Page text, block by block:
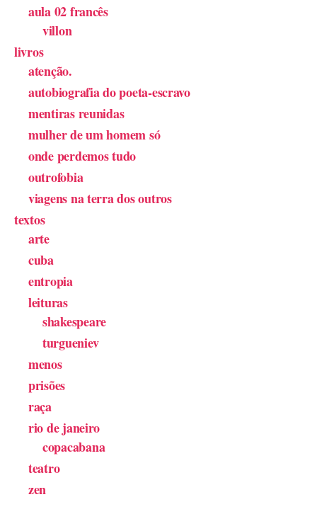
aula 02 francês
villon
livros
atenção.
autobiografia do poeta-escravo
mentiras reunidas
mulher de um homem só
onde perdemos tudo
outrofobia
viagens na terra dos outros
textos
arte
cuba
entropia
leituras
shakespeare
turgueniev
menos
prisões
raça
rio de janeiro
copacabana
teatro
zen